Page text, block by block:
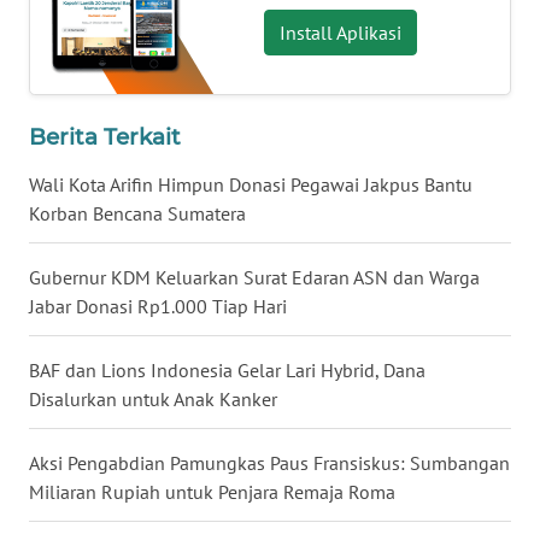
Install Aplikasi
Berita Terkait
Wali Kota Arifin Himpun Donasi Pegawai Jakpus Bantu
Korban Bencana Sumatera
Gubernur KDM Keluarkan Surat Edaran ASN dan Warga
Jabar Donasi Rp1.000 Tiap Hari
BAF dan Lions Indonesia Gelar Lari Hybrid, Dana
Disalurkan untuk Anak Kanker
Aksi Pengabdian Pamungkas Paus Fransiskus: Sumbangan
Miliaran Rupiah untuk Penjara Remaja Roma
WN
BABEL
WN
SUMBAR
WN
SUMSEL
WN
WN
JATENG